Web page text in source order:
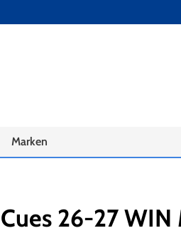
Marken
26-27